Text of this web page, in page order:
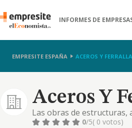
INFORMES DE
EMPRESITE ESPAÑA ACEROS Y
Aceros Y
Las obras de estructuras,
de fincas, tanto rústicas
0/5( 0 votos)